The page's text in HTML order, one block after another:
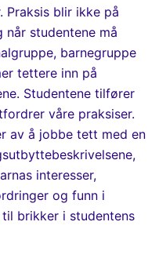
Praksis blir ikke på
når studentene må
barnegruppe
tettere inn på
Studentene tilfører
våre praksiser.
av å jobbe tett med en
interesser,
og funn i
til brikker i studentens